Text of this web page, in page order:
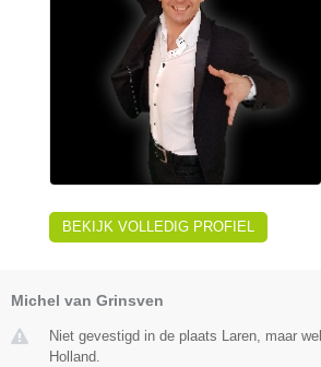
BEKIJK VOLLEDIG PROFIEL
Michel van Grinsven
Niet gevestigd in de plaats Laren, maar
Holland.